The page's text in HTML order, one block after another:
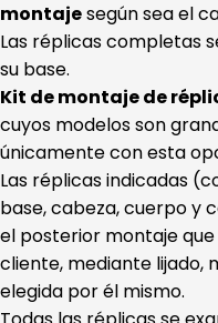
montajesegún sea el
Las réplicas completas
su base.
Kit de montaje de
cuyos modelos son
únicamente con esta
Las réplicas indicadas
base, cabeza, cuerpo y
el posterior montaje
cliente, mediante lijado,
elegida por él mismo.